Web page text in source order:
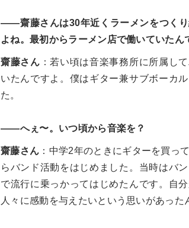
——齋藤さんは30年近くラーメンをつく
よね。最初からラーメン店で働いていたん
齋藤さん ：若い頃は音楽事務所に所属し
いたんですよ。僕はギター兼サブボーカ
た。
——へぇ〜。いつ頃から音楽を？
齋藤さん ：中学2年のときにギターを買っ
らバンド活動をはじめました。当時はバ
で流行に乗っかってはじめたんです。自
人々に感動を与えたいという思いがあった